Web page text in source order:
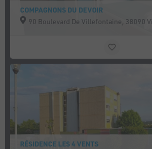
COMPAGNONS DU DEVOIR
90 Boulevard De Villefontaine, 38090
RÉSIDENCE LES 4 VENTS